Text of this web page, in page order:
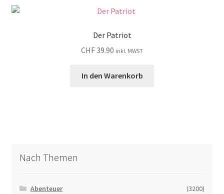
Der Patriot
CHF39.90 inkl. MWST
In den Warenkorb
Nach Themen
Abenteuer
(3200)